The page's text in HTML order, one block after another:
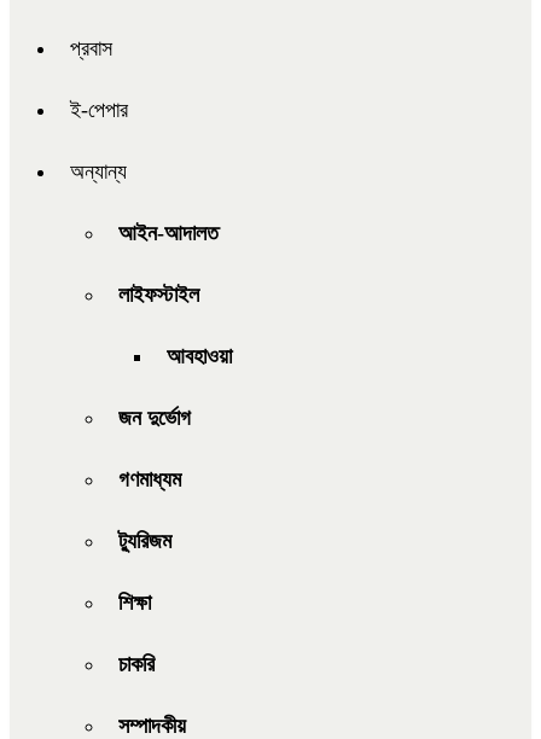
প্রবাস
ই-পেপার
অন্যান্য
আইন-আদালত
লাইফস্টাইল
আবহাওয়া
জন দুর্ভোগ
গণমাধ্যম
ট্যুরিজম
শিক্ষা
চাকরি
সম্পাদকীয়